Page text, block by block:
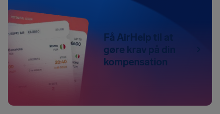
Få AirHelp til at
gøre krav på din
kompensation